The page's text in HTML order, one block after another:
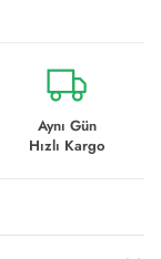
Aynı Gün
Hızlı Kargo